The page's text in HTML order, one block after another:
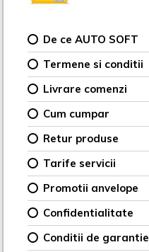
De ce AUTO SOFT
Termene si conditii
Livrare comenzi
Cum cumpar
Retur produse
Tarife servicii
Promotii anvelope
Confidentialitate
Conditii de garantie